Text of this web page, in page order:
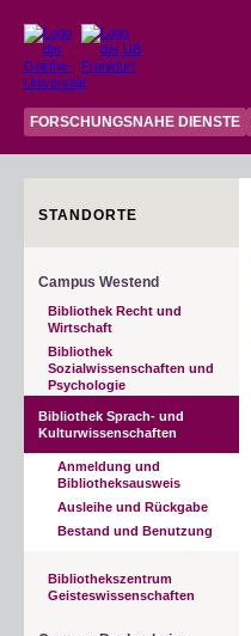
FORSCHUNGSNAHE DIENSTE
STANDORTE
Campus Westend
Bibliothek Recht und
Wirtschaft
Bibliothek
Sozialwissenschaften und
Psychologie
Bibliothek Sprach- und
Kulturwissenschaften
Anmeldung und
Bibliotheksausweis
Ausleihe und Rückgabe
Bestand und Benutzung
Bibliothekszentrum
Geisteswissenschaften